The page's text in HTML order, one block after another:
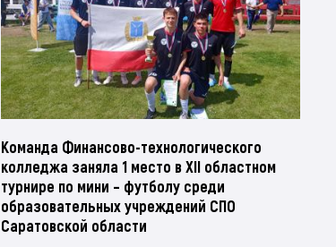
Команда Финансово-технологического
колледжа заняла 1 место в XII областном
турнире по мини – футболу среди
образовательных учреждений СПО
Саратовской области